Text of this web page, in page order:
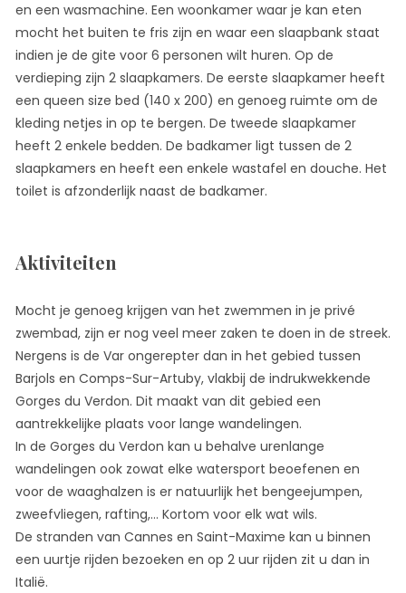
en een wasmachine. Een woonkamer waar je kan eten
mocht het buiten te fris zijn en waar een slaapbank staat
indien je de gite voor 6 personen wilt huren. Op de
verdieping zijn 2 slaapkamers. De eerste slaapkamer heeft
een queen size bed (140 x 200) en genoeg ruimte om de
kleding netjes in op te bergen. De tweede slaapkamer
heeft 2 enkele bedden. De badkamer ligt tussen de 2
slaapkamers en heeft een enkele wastafel en douche. Het
toilet is afzonderlijk naast de badkamer.
Aktiviteiten
Mocht je genoeg krijgen van het zwemmen in je privé
zwembad, zijn er nog veel meer zaken te doen in de streek.
Nergens is de Var ongerepter dan in het gebied tussen
Barjols en Comps-Sur-Artuby, vlakbij de indrukwekkende
Gorges du Verdon. Dit maakt van dit gebied een
aantrekkelijke plaats voor lange wandelingen.
In de Gorges du Verdon kan u behalve urenlange
wandelingen ook zowat elke watersport beoefenen en
voor de waaghalzen is er natuurlijk het bengeejumpen,
zweefvliegen, rafting,… Kortom voor elk wat wils.
De stranden van Cannes en Saint-Maxime kan u binnen
een uurtje rijden bezoeken en op 2 uur rijden zit u dan in
Italië.